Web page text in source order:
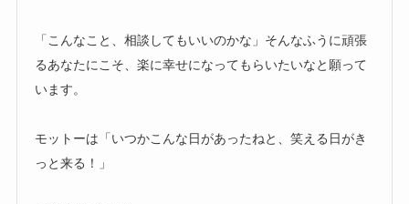
「こんなこと、相談してもいいのかな」そんなふうに頑張
るあなたにこそ、楽に幸せになってもらいたいなと願って
います。
モットーは「いつかこんな日があったねと、笑える日がき
っと来る！」